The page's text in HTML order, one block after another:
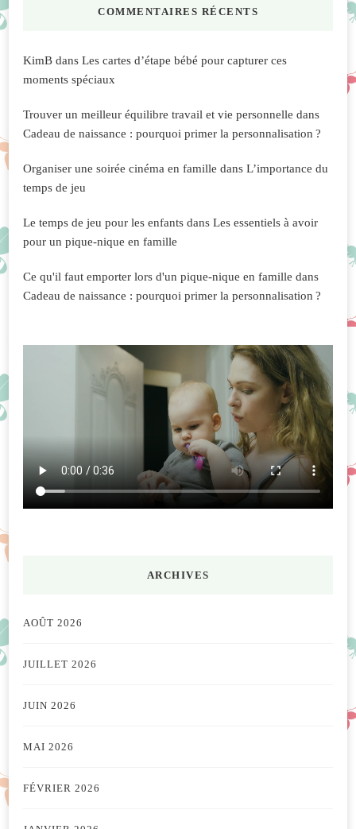
COMMENTAIRES RÉCENTS
KimB dans Les cartes d’étape bébé pour capturer ces
moments spéciaux
Trouver un meilleur équilibre travail et vie personnelle dans
Cadeau de naissance : pourquoi primer la personnalisation ?
Organiser une soirée cinéma en famille dans L’importance du
temps de jeu
Le temps de jeu pour les enfants dans Les essentiels à avoir
pour un pique-nique en famille
Ce qu'il faut emporter lors d'un pique-nique en famille dans
Cadeau de naissance : pourquoi primer la personnalisation ?
ARCHIVES
AOÛT 2026
JUILLET 2026
JUIN 2026
MAI 2026
FÉVRIER 2026